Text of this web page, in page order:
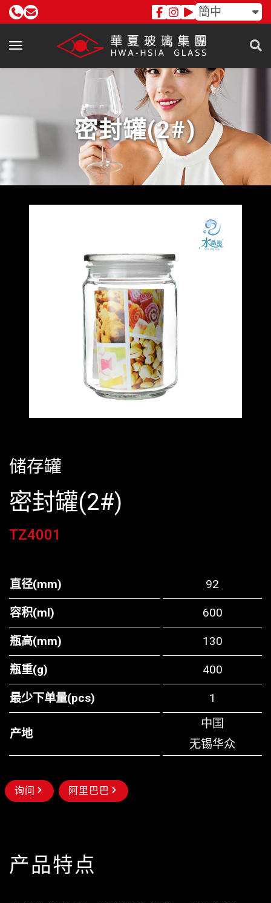
簡中
密封罐(2#)
储存罐
密封罐(2#)
TZ4001
直径(mm) 92
容积(ml) 600
瓶高(mm) 130
瓶重(g) 400
最少下单量(pcs) 1
产地
中国
无锡华众
询问 阿里巴巴
产品特点